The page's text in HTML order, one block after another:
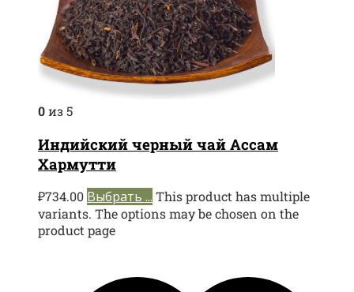
0из 5
Индийский черный чай Ассам
Хармутти
₽734.00 Выбрать ... This product has multiple
variants. The options may be chosen on the
product page